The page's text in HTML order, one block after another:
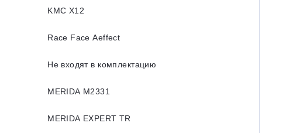
KMC X12
Race Face Aeffect
Не входят в комплектацию
MERIDA M2331
MERIDA EXPERT TR